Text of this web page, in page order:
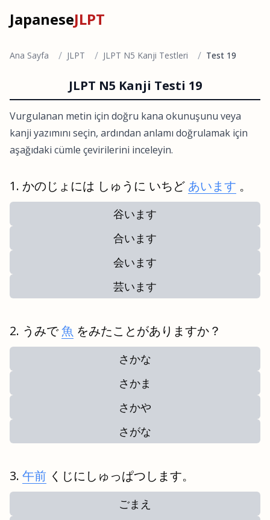
JapaneseJLPT
Ana Sayfa / JLPT / JLPT N5 Kanji Testleri / Test 19
JLPT N5 Kanji Testi 19
Vurgulanan metin için doğru kana okunuşunu veya
kanji yazımını seçin, ardından anlamı doğrulamak için
aşağıdaki cümle çevirilerini inceleyin.
かのじょには しゅうに いちど あいます 。
谷います
合います
会います
芸います
うみで魚 をみたことがありますか？
さかな
さかま
さかや
さがな
午前 くじにしゅっぱつします。
ごまえ